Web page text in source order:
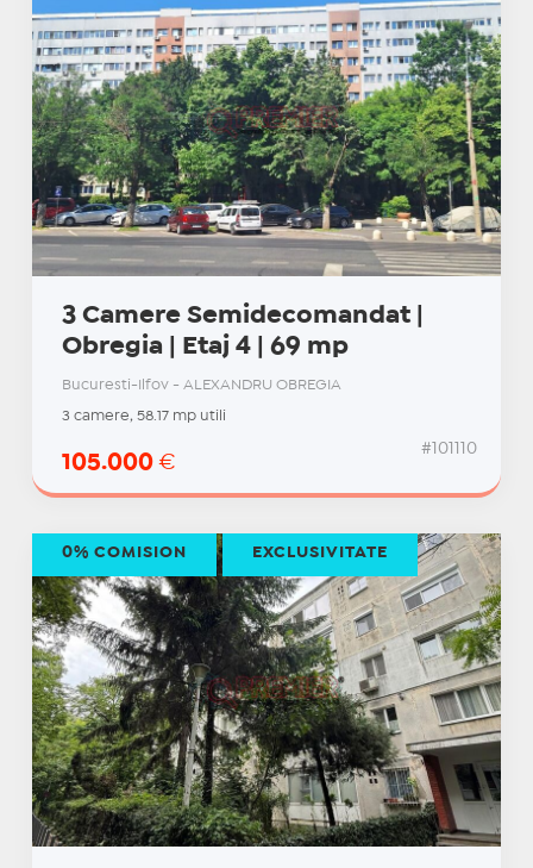
3 Camere Semidecomandat |
Obregia | Etaj 4 | 69 mp
Bucuresti-Ilfov - ALEXANDRU OBREGIA
3 camere, 58.17 mp utili
105.000 €
#101110
0% COMISION EXCLUSIVITATE